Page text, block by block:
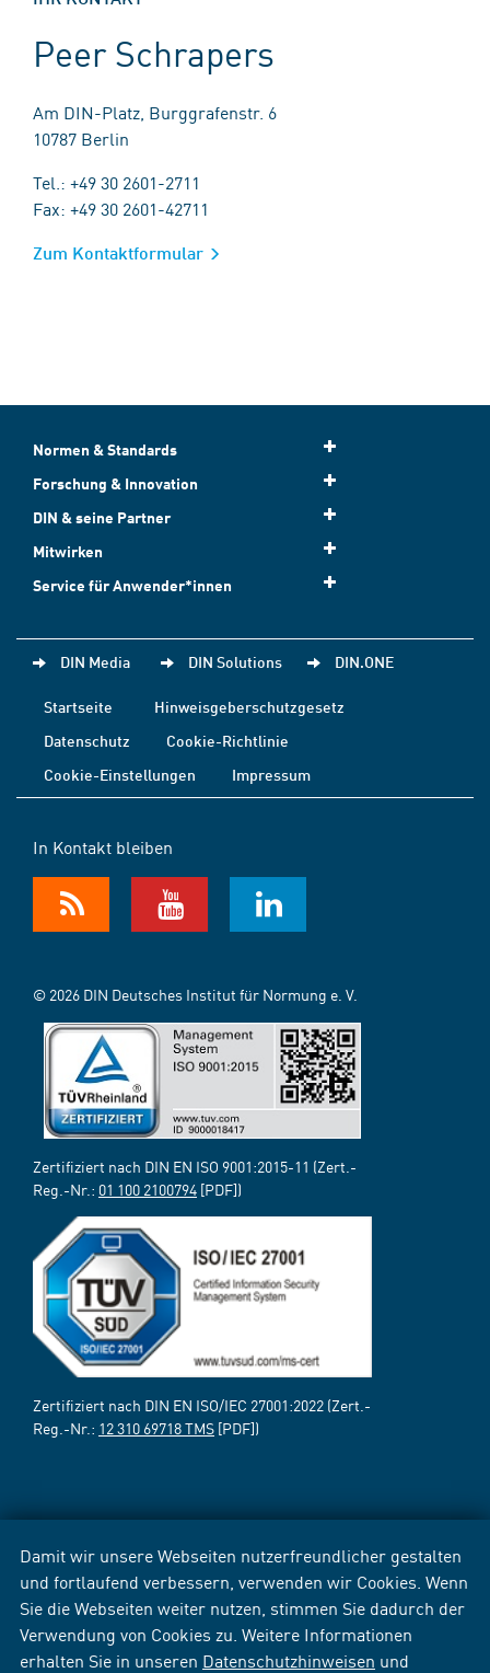
Damit wir unsere Webseiten nutzerfreundlicher gestalten
und fortlaufend verbessern, verwenden wir Cookies. Wenn
Sie die Webseiten weiter nutzen, stimmen Sie dadurch der
Verwendung von Cookies zu. Weitere Informationen
erhalten Sie in unseren Datenschutzhinweisen und
Peer Schrapers
Am DIN-Platz, Burggrafenstr. 6
10787 Berlin
Tel.: +49 30 2601-2711
Fax: +49 30 2601-42711
Zum Kontaktformular
Normen & Standards
Forschung & Innovation
DIN & seine Partner
Mitwirken
Service für Anwender*innen
DIN Media DIN Solutions DIN.ONE
Startseite
Hinweisgeberschutzgesetz
Datenschutz
Cookie-Richtlinie
Cookie-Einstellungen
Impressum
In Kontakt bleiben
© 2026 DIN Deutsches Institut für Normung e. V.
Zertifiziert nach DIN EN ISO 9001:2015-11 (Zert.-
Reg.-Nr.: 01 100 2100794 [PDF])
Zertifiziert nach DIN EN ISO/IEC 27001:2022 (Zert.-
Reg.-Nr.: 12 310 69718 TMS [PDF])